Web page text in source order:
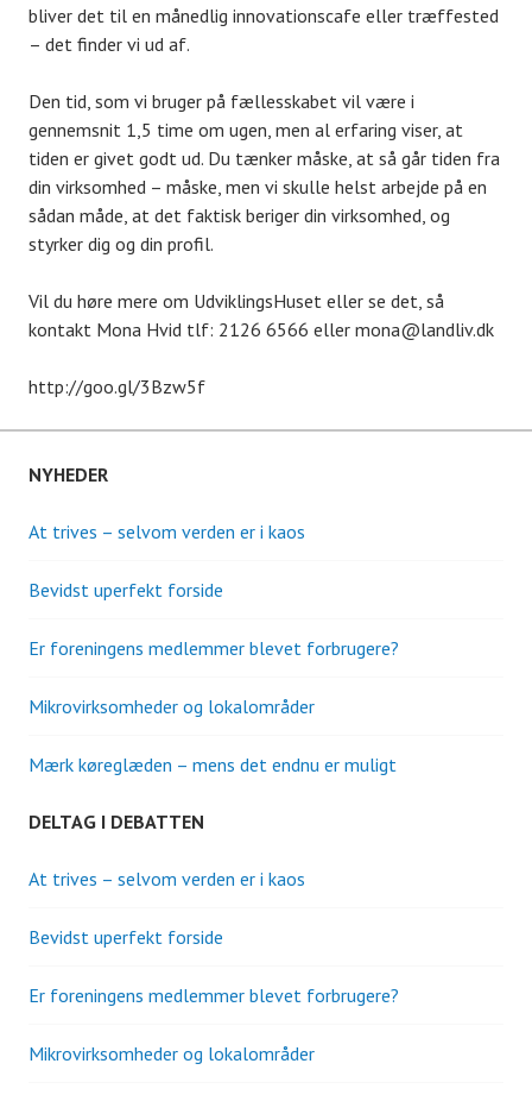
bliver det til en månedlig innovationscafe eller træffested
– det finder vi ud af.
Den tid, som vi bruger på fællesskabet vil være i
gennemsnit 1,5 time om ugen, men al erfaring viser, at
tiden er givet godt ud. Du tænker måske, at så går tiden fra
din virksomhed – måske, men vi skulle helst arbejde på en
sådan måde, at det faktisk beriger din virksomhed, og
styrker dig og din profil.
Vil du høre mere om UdviklingsHuset eller se det, så
kontakt Mona Hvid tlf: 2126 6566 eller mona@landliv.dk
http://goo.gl/3Bzw5f
NYHEDER
At trives – selvom verden er i kaos
Bevidst uperfekt forside
Er foreningens medlemmer blevet forbrugere?
Mikrovirksomheder og lokalområder
Mærk køreglæden – mens det endnu er muligt
DELTAG I DEBATTEN
At trives – selvom verden er i kaos
Bevidst uperfekt forside
Er foreningens medlemmer blevet forbrugere?
Mikrovirksomheder og lokalområder